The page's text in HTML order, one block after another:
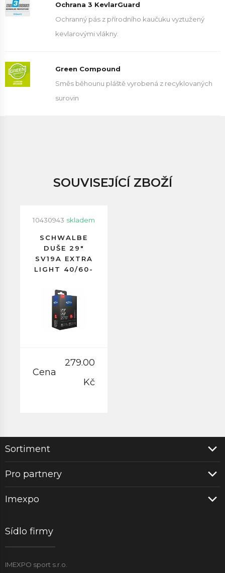
Ochrana 3 KevlarGuard
Ochranný pás z přírodního kaučuku vyztužený
kevlarovými vlákny.
Green Compound
Směs běhounu pláště vyrobená z recyklovaných
surovin
SOUVISEJÍCÍ ZBOŽÍ
10430943 skladem
SCHWALBE
DUŠE 29"
SV19A EXTRA
LIGHT 40/60-
GALUSKOVÝ
VENTILEK
40MM
Cena
279.00
Kč
Sortiment
Pro partnery
Imexpo
Sídlo firmy
IMEXPO sport s.r.o.